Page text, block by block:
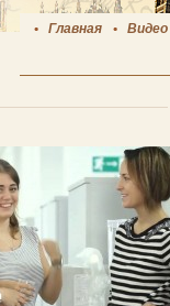
Главная Видео